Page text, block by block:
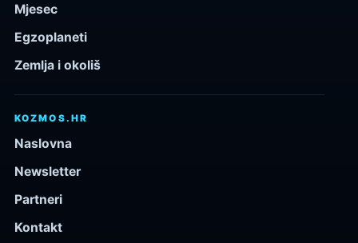
Mjesec
Egzoplaneti
Zemlja i okoliš
KOZMOS.HR
Naslovna
Newsletter
Partneri
Kontakt